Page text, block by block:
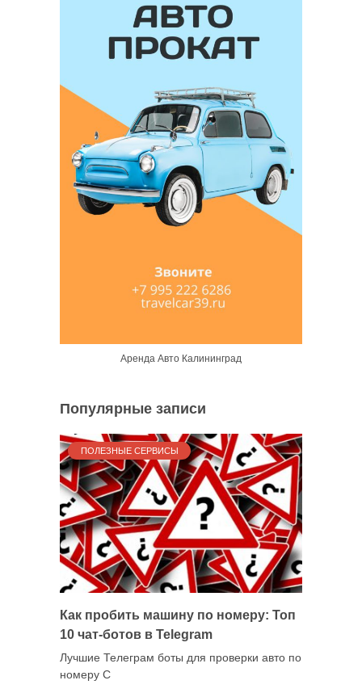
Аренда Авто Калининград
Популярные записи
ПОЛЕЗНЫЕ СЕРВИСЫ
Как пробить машину по номеру: Топ
10 чат-ботов в Telegram
Лучшие Телеграм боты для проверки авто по
номеру С